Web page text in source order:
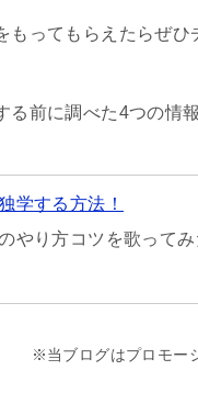
もってもらえたらぜひ
る前に調べた4つの情
学する方法！
やり方コツを歌って
※当ブログはプロモー